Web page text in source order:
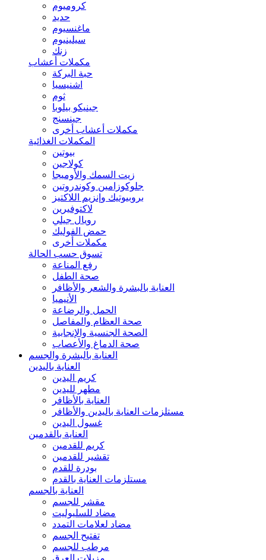
كروميوم
حديد
ماغنسيوم
سيلينيوم
زنك
مكملات أعشاب
حبة البركة
اشنيسيا
ثوم
جينيكو بيلوبا
جينسنج
مكملات أعشاب أخرى
المكملات الغذائية
بيوتين
كولاجين
زيت السمك والأوميجا
جلوكوزامين وكوندروتين
بروبيوتيك وإنزيم اللاكتيز
لاكتوفيرين
رويال جيلي
حمض الفوليك
مكملات أخرى
تسوق حسب الحالة
رفع المناعة
صحة الطفل
العناية بالبشرة والشعر والأظافر
الأنيميا
الحمل والرضاعة
صحة العظام والمفاصل
الصحة الجنسية والإنجابية
صحة الدماغ والأعصاب
العناية بالبشرة والجسم
العناية باليدين
كريم اليدين
مطهر لليدين
العناية بالأظافر
مستلزمات العناية باليدين والأظافر
غسول اليدين
العناية بالقدمين
كريم للقدمين
تقشير للقدمين
بودرة للقدم
مستلزمات العناية بالقدم
العناية بالجسم
مقشر للجسم
مضاد للسليوليت
مضاد لعلامات التمدد
تفتيح الجسم
مرطب للجسم
مزيلات العرق